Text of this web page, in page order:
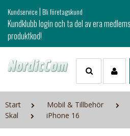
Kundservice|Bli företagskund
Kundklubb login och ta del av era
produktkod!
Start Mobil & Tillbehör
Skal
iPhone 16